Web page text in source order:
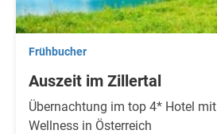
Frühbucher
Auszeit im Zillertal
Übernachtung im top 4* Hotel
Wellness in Österreich